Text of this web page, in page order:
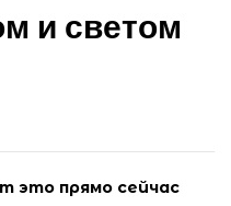
и светом
это прямо сейчас